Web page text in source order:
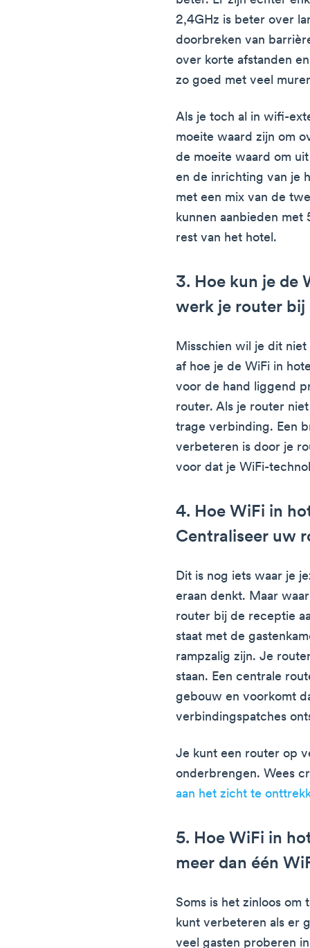
2,4GHz is beter over
doorbreken van
over korte afstanden
zo goed met veel
Als je toch al in wifi-
moeite waard zijn om
de moeite waard om
en de inrichting van je
met een mix van de
kunnen aanbieden met
rest van het hotel.
3. Hoe kun je de
werk je router bij
Misschien wil je dit
af hoe je de WiFi in
voor de hand liggend
router. Als je router
trage verbinding. Een
verbeteren is door je
voor dat je WiFi-
4. Hoe WiFi in
Centraliseer uw
Dit is nog iets waar je
eraan denkt. Maar
router bij de receptie
staat met de
rampzalig zijn. Je
staan. Een centrale
gebouw en voorkomt
verbindingspatches
Je kunt een router op
onderbrengen. Wees
aan het zicht te
5. Hoe WiFi in
meer dan één
Soms is het zinloos om
kunt verbeteren als er
veel gasten proberen